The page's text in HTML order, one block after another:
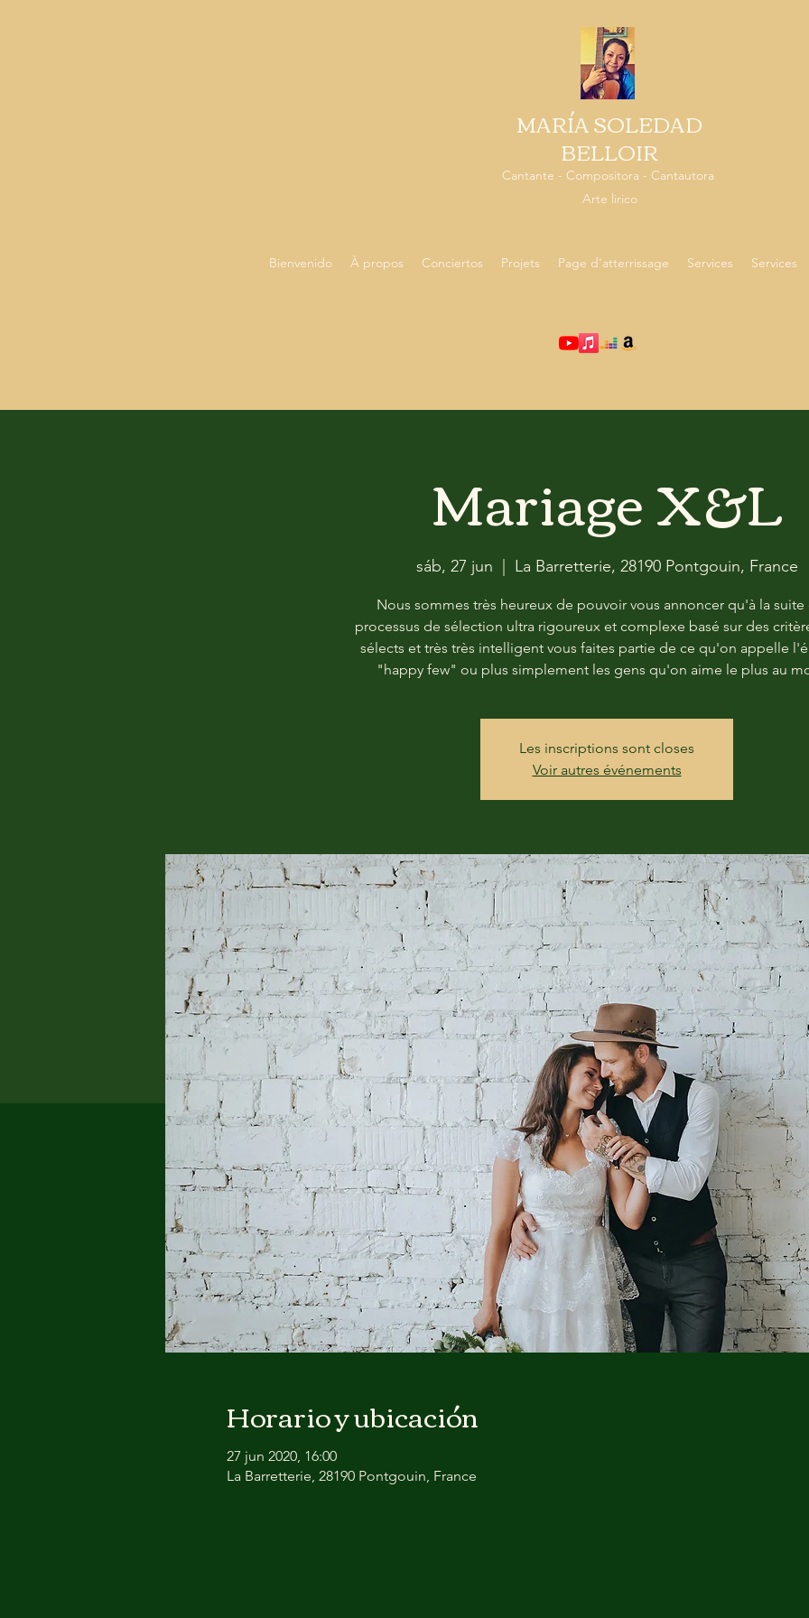
MARÍA SOLEDAD
BELLOIR
Cantante - Compositora - Cantautora
Arte lirico
Bienvenido À propos Conciertos Projets Page d'atterrissage Services Services
Mariage X&L
sáb, 27 jun La Barretterie, 28190 Pontgouin, France
Nous sommes très heureux de pouvoir vous annoncer qu'à la suite
processus de sélection ultra rigoureux et complexe basé sur des
sélects et très très intelligent vous faites partie de ce qu'on appelle
"happy few" ou plus simplement les gens qu'on aime le plus au
Les inscriptions sont closes
Voir autres événements
Horario y ubicación
27 jun 2020, 16:00
La Barretterie, 28190 Pontgouin, France